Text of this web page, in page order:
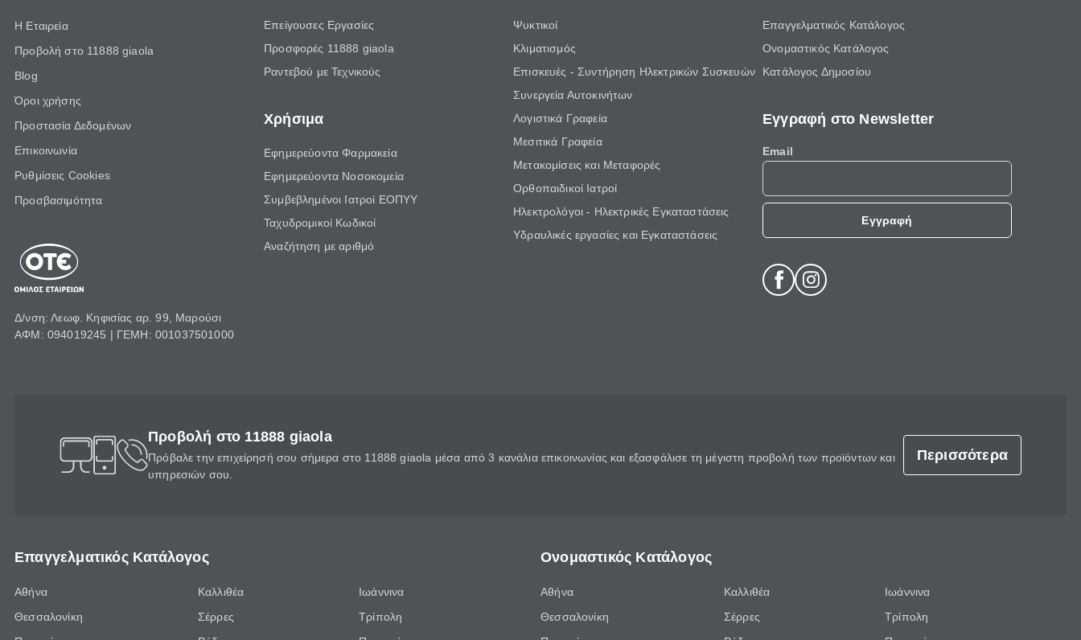
Η Εταιρεία
Προβολή στο 11888 giaola
Blog
Όροι χρήσης
Προστασία Δεδομένων
Επικοινωνία
Ρυθμίσεις Cookies
Προσβασιμότητα
Δ/νση: Λεωφ. Κηφισίας αρ. 99, Μαρούσι
ΑΦΜ: 094019245 | ΓΕΜΗ: 001037501000
Επείγουσες Εργασίες
Προσφορές 11888 giaola
Ραντεβού με Τεχνικούς
Χρήσιμα
Εφημερεύοντα Φαρμακεία
Εφημερεύοντα Νοσοκομεία
Συμβεβλημένοι Ιατροί ΕΟΠΥΥ
Ταχυδρομικοί Κωδικοί
Αναζήτηση με αριθμό
Ψυκτικοί
Κλιματισμός
Επισκευές - Συντήρηση Ηλεκτρικών Συσκευών
Συνεργεία Αυτοκινήτων
Λογιστικά Γραφεία
Μεσιτικά Γραφεία
Μετακομίσεις και Μεταφορές
Ορθοπαιδικοί Ιατροί
Ηλεκτρολόγοι - Ηλεκτρικές Εγκαταστάσεις
Υδραυλικές εργασίες και Εγκαταστάσεις
Επαγγελματικός Κατάλογος
Ονομαστικός Κατάλογος
Κατάλογος Δημοσίου
Εγγραφή στο Newsletter
Email
Εγγραφή
Προβολή στο 11888 giaola
Πρόβαλε την επιχείρησή σου σήμερα στο 11888 giaola μέσα από 3 κανάλια επικοινωνίας και εξασφάλισε τη μέγιστη προβολή των προϊόντων και
υπηρεσιών σου.
Περισσότερα
Επαγγελματικός Κατάλογος
Αθήνα
Θεσσαλονίκη
Καλλιθέα
Σέρρες
Ιωάννινα
Τρίπολη
Ονομαστικός Κατάλογος
Αθήνα
Θεσσαλονίκη
Καλλιθέα
Σέρρες
Ιωάννινα
Τρίπολη